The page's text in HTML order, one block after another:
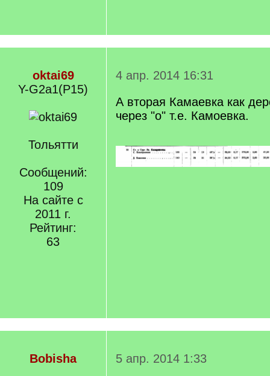
oktai69
Y-G2a1(P15)
Тольятти
Сообщений:
109
На сайте с
2011 г.
Рейтинг:
63
4 апр. 2014 16:31
А вторая Камаевка как
через "о" т.е. Камоевка.
Bobisha 5 апр. 2014 1:33